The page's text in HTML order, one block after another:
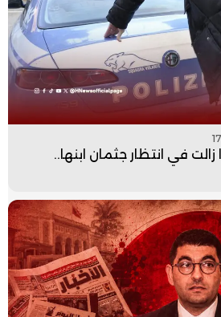
زالت في انتظار جثمان ابنها..